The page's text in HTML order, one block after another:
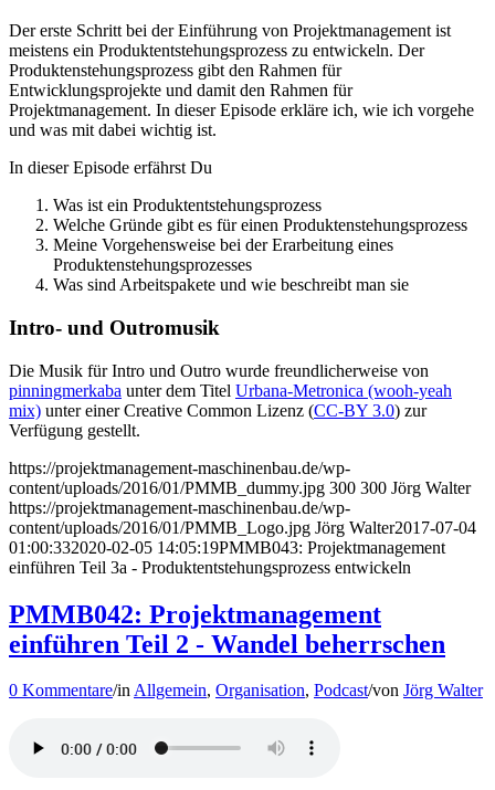
Der erste Schritt bei der Einführung von Projektmanagement ist
meistens ein Produktentstehungsprozess zu entwickeln. Der
Produktenstehungsprozess gibt den Rahmen für
Entwicklungsprojekte und damit den Rahmen für
Projektmanagement. In dieser Episode erkläre ich, wie ich vorgehe
und was mit dabei wichtig ist.
In dieser Episode erfährst Du
Was ist ein Produktentstehungsprozess
Welche Gründe gibt es für einen Produktenstehungsprozess
Meine Vorgehensweise bei der Erarbeitung eines
Produktenstehungsprozesses
Was sind Arbeitspakete und wie beschreibt man sie
Intro- und Outromusik
Die Musik für Intro und Outro wurde freundlicherweise von
pinningmerkaba unter dem Titel Urbana-Metronica (wooh-yeah
mix) unter einer Creative Common Lizenz (CC-BY 3.0) zur
Verfügung gestellt.
https://projektmanagement-maschinenbau.de/wp-
content/uploads/2016/01/PMMB_dummy.jpg 300 300 Jörg Walter
https://projektmanagement-maschinenbau.de/wp-
content/uploads/2016/01/PMMB_Logo.jpg Jörg Walter2017-07-04
01:00:332020-02-05 14:05:19PMMB043: Projektmanagement
einführen Teil 3a - Produktentstehungsprozess entwickeln
PMMB042: Projektmanagement
einführen Teil 2 - Wandel beherrschen
0 Kommentare/inAllgemein, Organisation, Podcast/von Jörg Walter